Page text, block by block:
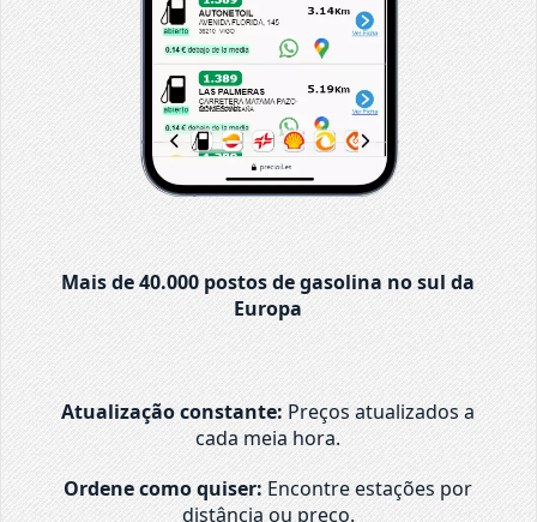
Mais de 40.000 postos de gasolina no sul da
Europa
Atualização constante: Preços atualizados a
cada meia hora.
Ordene como quiser: Encontre estações por
distância ou preço.